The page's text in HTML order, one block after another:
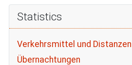
Statistics
Verkehrsmittel und Distanzen
Übernachtungen